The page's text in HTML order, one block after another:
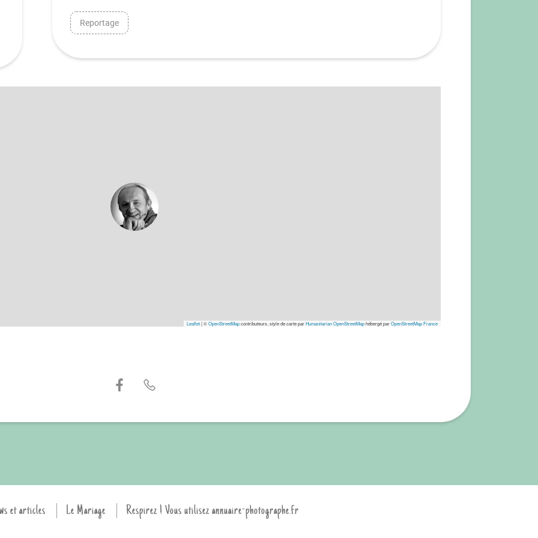
Reportage
Leaflet|©OpenStreetMapcontributeurs, style de carte parHumanitarian OpenStreetMaphébergé parOpenStreetMap France
et articles Le Mariage Respirez ! Vous utilisez annuaire-photographe.fr